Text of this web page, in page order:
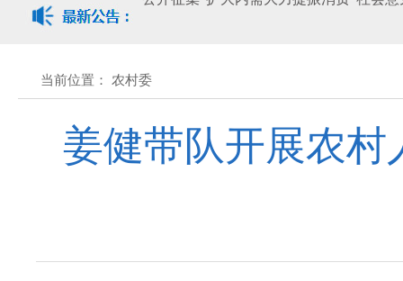
黄石市人民代表大会常务委员会公告
黄石市人民代表大会常务委员会公告
当前位置： 农村委
姜健带队开展农村